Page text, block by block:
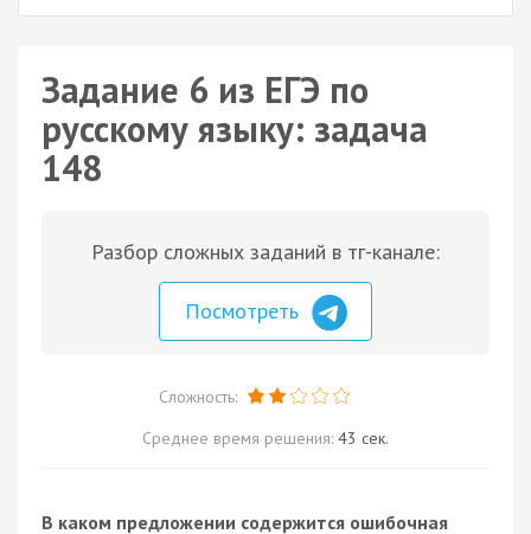
Задание 6 из ЕГЭ по
русскому языку: задача
148
Разбор сложных заданий в тг-канале:
Посмотреть
Сложность:
Среднее время решения: 43 сек.
В каком предложении содержится ошибочная